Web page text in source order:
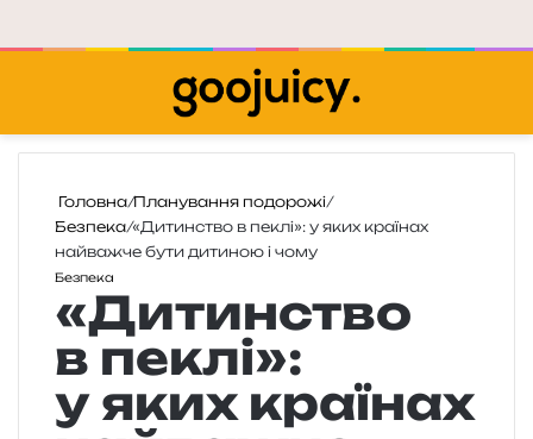
Головна/Планування подорожі/
Безпека/«Дитинство в пеклі»: у яких країнах
найважче бути дитиною і чому
Безпека
«Дитинство
в пеклі»:
у яких країнах